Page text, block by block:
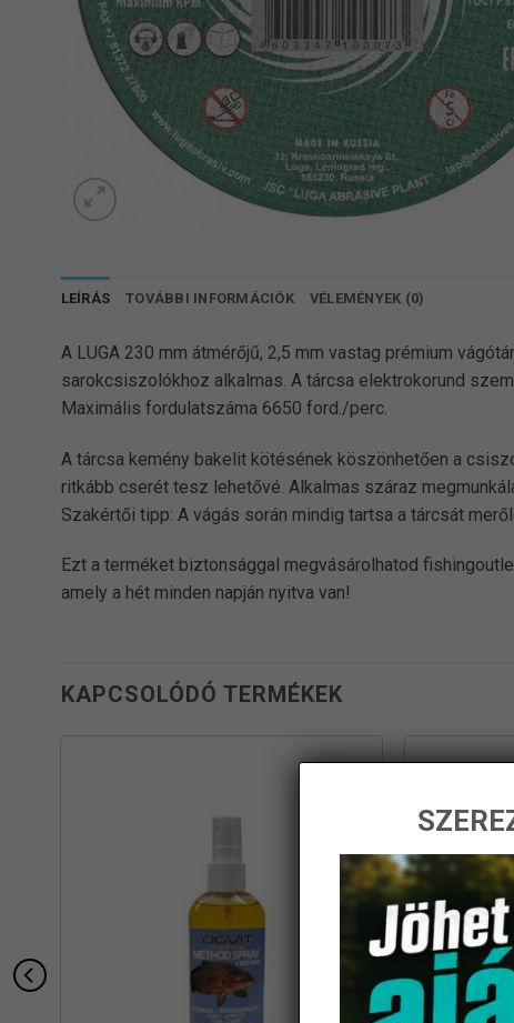
LEÍRÁS TOVÁBBI INFORMÁCIÓK VÉLEMÉNYEK (0)
A LUGA 230 mm átmérőjű, 2,5 mm vastag prémium
sarokcsiszolókhoz alkalmas. A tárcsa elektrokorund
Maximális fordulatszáma 6650 ford./perc.
A tárcsa kemény bakelit kötésének köszönhetően a
ritkább cserét tesz lehetővé. Alkalmas száraz
Szakértői tipp: A vágás során mindig tartsa a tárcsát
Ezt a terméket biztonsággal megvásárolhatod
amely a hét minden napján nyitva van!
KAPCSOLÓDÓ TERMÉKEK